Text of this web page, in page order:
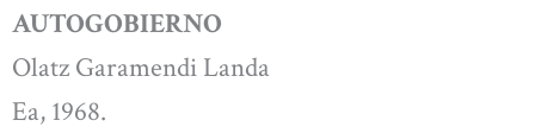
AUTOGOBIERNO
Olatz Garamendi Landa
Ea, 1968.